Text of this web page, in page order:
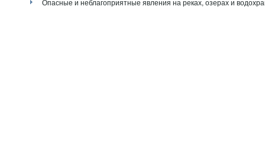
Опасные и неблагоприятные явления на реках, озерах и